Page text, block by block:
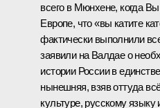
всего в Мюнхене, когда
Европе, что «вы катите
фактически выполнили
заявили на Валдае о
истории России в
нынешняя, взяв оттуда
культуре, русскому языку